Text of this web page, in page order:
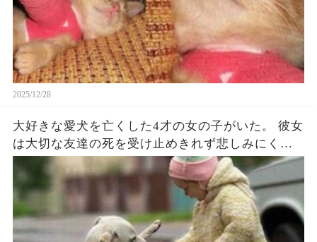
静けさです。 独りで、母親から離れていた彼は、
体中が寒さではなく、激しい痛みのために震えて
いました...（続）
2025/12/28
大好きな愛犬を亡くした4才の女の子がいた。 彼女
は大切な友達の死を受け止めきれず悲しみにくれ
ていたそうだ。 そして、天国へ手紙を出すと言い
出した。 それで娘の悲しみが少しでも和らぐのな
らと母親は手紙を書き、ポストに投函した。 話は
ここで終わるはずだった。 しかし、思いがけない
ことに神様から返事がきたのだ...（続）